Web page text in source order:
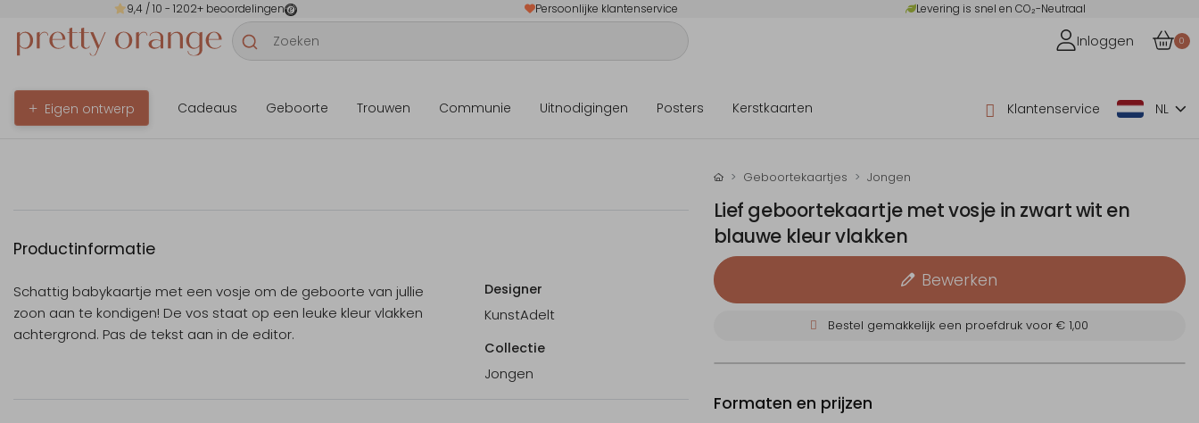
9,4/ 10 - 1202+ beoordelingen Persoonlijke klantenservice Levering is snel en CO₂-Neutraal
Inloggen 0
Eigen ontwerp Cadeaus Geboorte Trouwen Communie Uitnodigingen Posters Kerstkaarten Klantenservice NL
Productinformatie
Schattig babykaartje met een vosje om de geboorte van jullie
zoon aan te kondigen! De vos staat op een leuke kleur vlakken
achtergrond. Pas de tekst aan in de editor.
Designer
KunstAdelt
Collectie
Jongen
Geboortekaartjes Jongen
Lief geboortekaartje met vosje in zwart wit en
blauwe kleur vlakken
Bewerken
Bestel gemakkelijk een proefdruk voor€ 1,00
Formaten en prijzen